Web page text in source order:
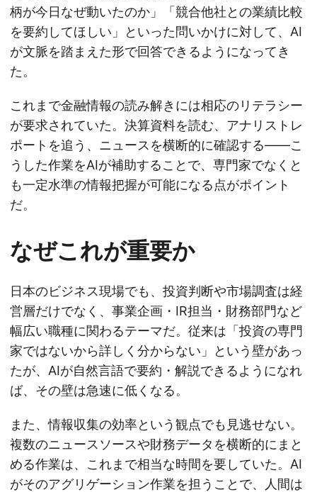
柄が今日なぜ動いたのか」「競合他社との業績比較
を要約してほしい」といった問いかけに対して、AI
が文脈を踏まえた形で回答できるようになってき
た。
これまで金融情報の読み解きには相応のリテラシー
が要求されていた。決算資料を読む、アナリストレ
ポートを追う、ニュースを横断的に確認する——こ
うした作業をAIが補助することで、専門家でなくと
も一定水準の情報把握が可能になる点がポイント
だ。
なぜこれが重要か
日本のビジネス現場でも、投資判断や市場調査は経
営層だけでなく、事業企画・IR担当・財務部門など
幅広い職種に関わるテーマだ。従来は「投資の専門
家ではないから詳しく分からない」という壁があっ
たが、AIが自然言語で要約・解説できるようになれ
ば、その壁は急速に低くなる。
また、情報収集の効率という観点でも見逃せない。
複数のニュースソースや財務データを横断的にまと
める作業は、これまで相当な時間を要していた。AI
がそのアグリゲーション作業を担うことで、人間は